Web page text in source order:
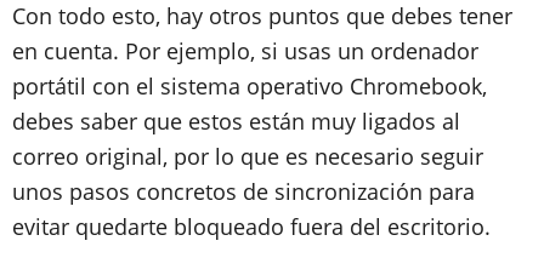
Con todo esto, hay otros puntos que debes tener
en cuenta. Por ejemplo, si usas un ordenador
portátil con el sistema operativo Chromebook,
debes saber que estos están muy ligados al
correo original, por lo que es necesario seguir
unos pasos concretos de sincronización para
evitar quedarte bloqueado fuera del escritorio.